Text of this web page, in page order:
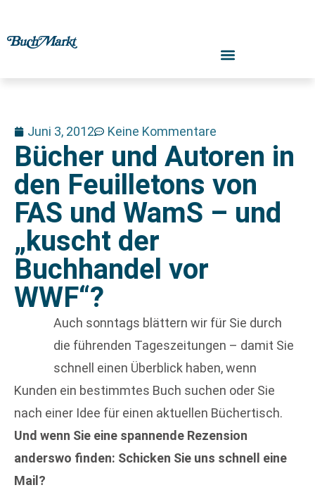
Juni 3, 2012 Keine Kommentare
Bücher und Autoren in
den Feuilletons von
FAS und WamS – und
„kuscht der
Buchhandel vor
WWF“?
Auch sonntags blättern wir für Sie durch
die führenden Tageszeitungen – damit Sie
schnell einen Überblick haben, wenn
Kunden ein bestimmtes Buch suchen oder Sie
nach einer Idee für einen aktuellen Büchertisch.
Und wenn Sie eine spannende Rezension
anderswo finden: Schicken Sie uns schnell eine
Mail?